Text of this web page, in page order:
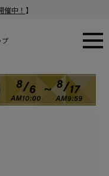
中！ 】
プ